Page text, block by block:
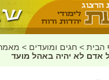
הבית > חגים ומועדים >
אדם לא יהיה באהל מועד